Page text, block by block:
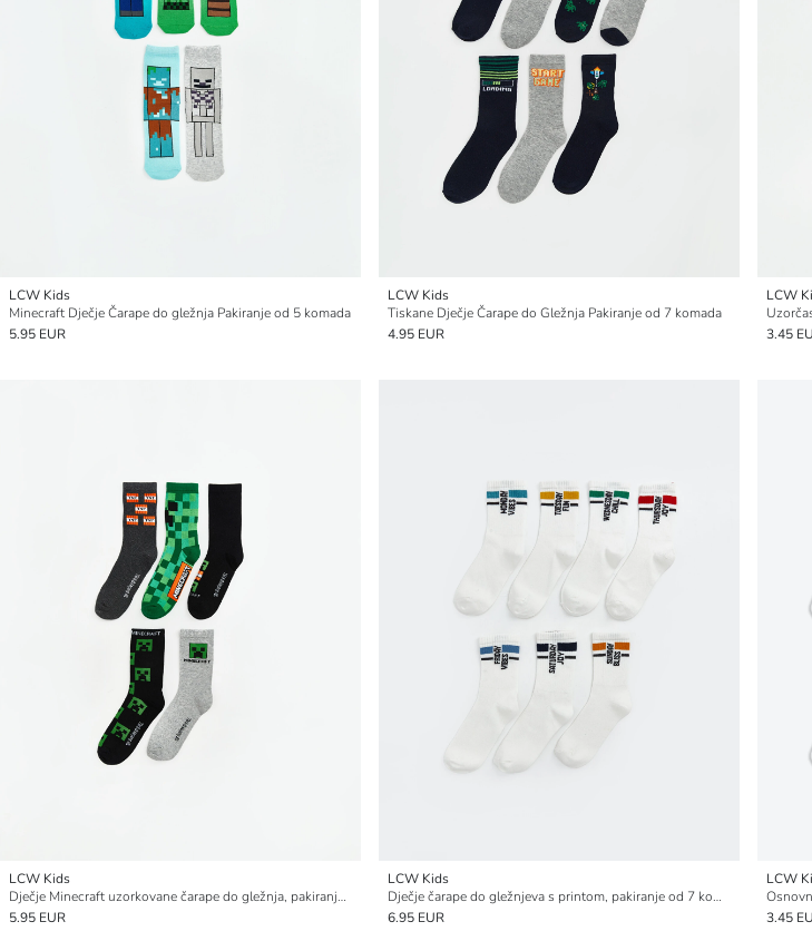
LCW Kids
Minecraft Dječje Čarape do gležnja Pakiranje od 5 komada
5.95 EUR
LCW Kids
Tiskane Dječje Čarape do Gležnja Pakiranje od 7 komada
4.95 EUR
LCW
3.45
LCW Kids
Dječje Minecraft uzorkovane čarape do gležnja, pakiranje od 5 komada
5.95 EUR
LCW Kids
Dječje čarape do gležnjeva s printom, pakiranje od 7 komada
6.95 EUR
LCW
3.45